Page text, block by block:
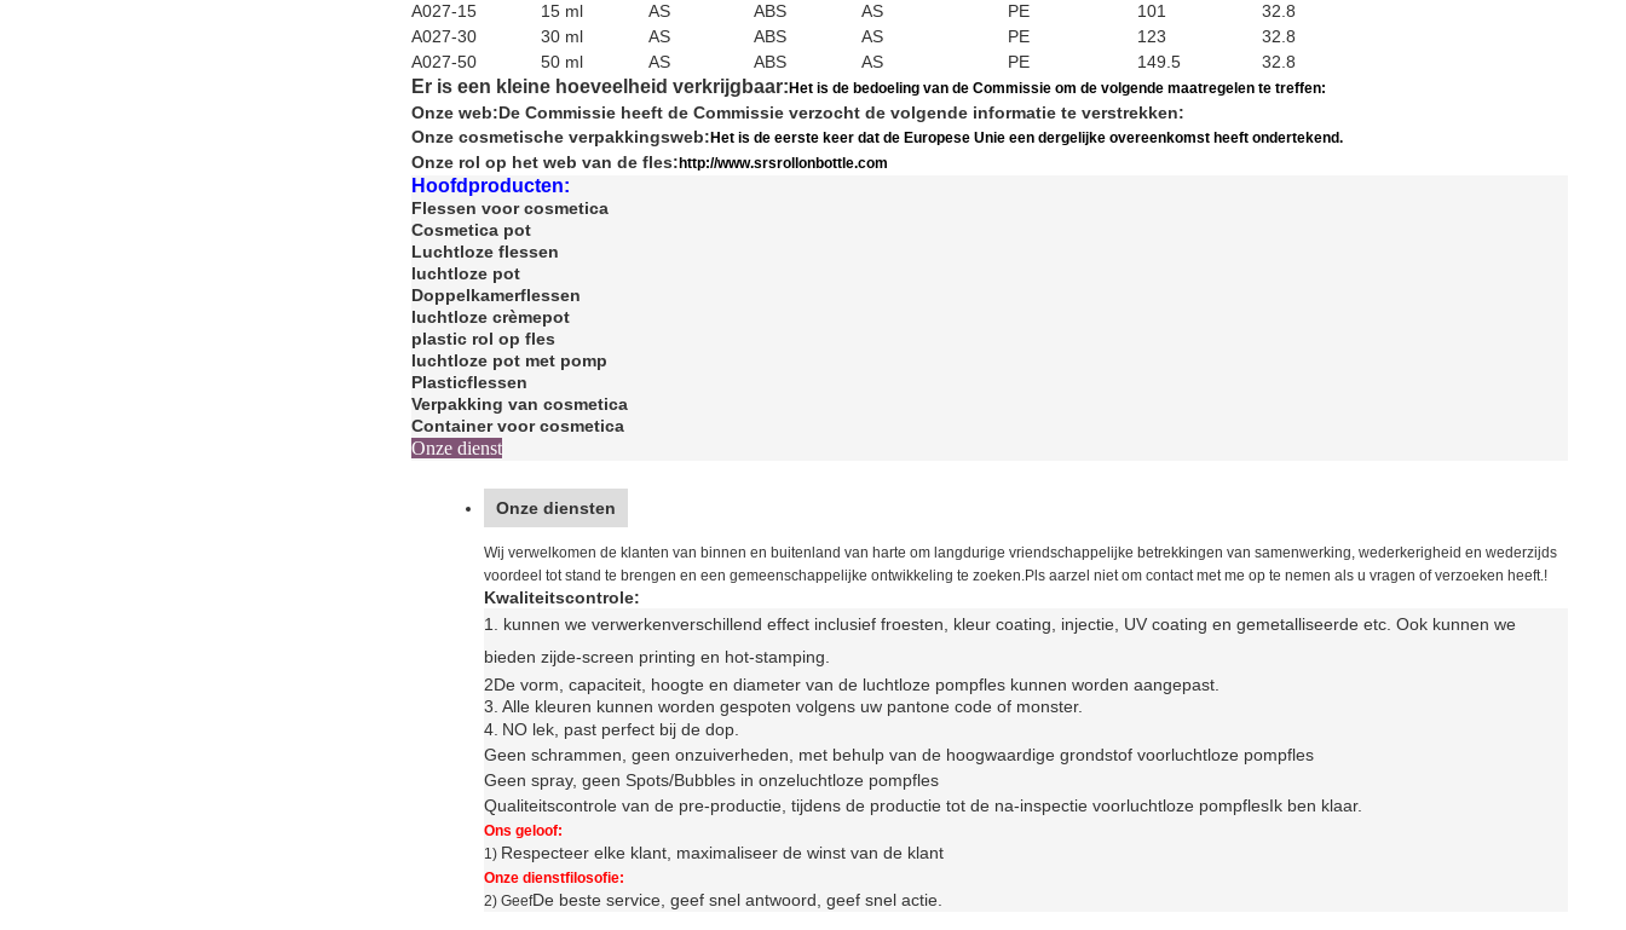
A027-15
15 ml AS ABS AS PE 101
32.8
A027-30
30 ml AS ABS AS PE 123
32.8
A027-50
50 ml AS ABS AS PE 149.5 32.8
Er is een kleine hoeveelheid verkrijgbaar: Het is de bedoeling van de Commissie om de volgende maatregelen te treffen:
Onze web:De Commissie heeft de Commissie verzocht de volgende informatie te verstrekken:
Onze cosmetische verpakkingsweb: Het is de eerste keer dat de Europese Unie een dergelijke overeenkomst heeft ondertekend.
Onze rol op het web van de fles: http://www.srsrollonbottle.com
Hoofdproducten:
Flessen voor cosmetica
Cosmetica pot
Luchtloze flessen
luchtloze pot
Doppelkamerflessen
luchtloze crèmepot
plastic rol op fles
luchtloze pot met pomp
Plasticflessen
Verpakking van cosmetica
Container voor cosmetica
Onze dienst
Onze diensten
Wij verwelkomen de klanten van binnen en buitenland van harte om langdurige vriendschappelijke betrekkingen van samenwerking, wederkerigheid en wederzijds
voordeel tot stand te brengen en een gemeenschappelijke ontwikkeling te zoeken.Pls aarzel niet om contact met me op te nemen als u vragen of verzoeken heeft.!
Kwaliteitscontrole:
1. kunnen we verwerkenverschillend effect inclusief froesten, kleur coating, injectie, UV coating en gemetalliseerde etc. Ook kunnen we
bieden zijde-screen printing en hot-stamping
2De vorm, capaciteit, hoogte en diameter van de luchtloze pompfles kunnen worden aangepast.
3. Alle kleuren kunnen worden gespoten volgens uw pantone code of monster.
4. NO lek, past perfect bij de dop.
Geen schrammen, geen onzuiverheden, met behulp van de hoogwaardige grondstof voorluchtloze pompfles
Geen spray, geen Spots/Bubbles in onzeluchtloze pompfles
Qualiteitscontrole van de pre-productie, tijdens de productie tot de na-inspectie voorluchtloze pompflesIk ben klaar.
Ons geloof:
1) Respecteer elke klant, maximaliseer de winst van de klant
Onze dienstfilosofie:
2) GeefDe beste service, geef snel antwoord, geef snel actie.